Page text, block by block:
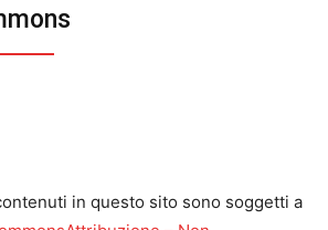
in questo sito sono soggetti a